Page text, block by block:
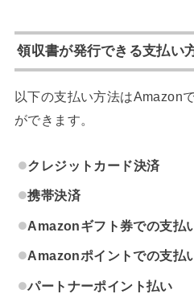
領収書が発行できる支払い
以下の支払い方法はAmazon
ができます。
クレジットカード決済
携帯決済
Amazonギフト券での支払
Amazonポイントでの支払
パートナーポイント払い